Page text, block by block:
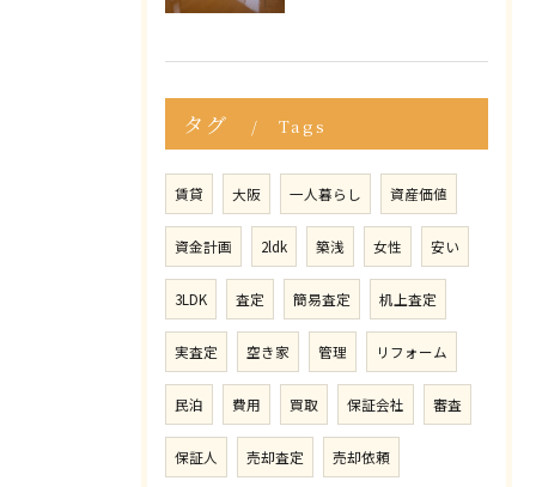
タグ Tags
賃貸 大阪 一人暮らし 資産価値
資金計画 2ldk 築浅 女性 安い
3LDK 査定 簡易査定 机上査定
実査定 空き家 管理 リフォーム
民泊 費用 買取 保証会社 審査
保証人 売却査定 売却依頼